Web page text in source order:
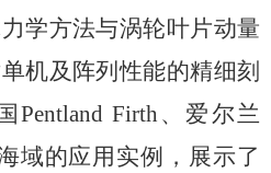
学方法与涡轮叶片动量
机及阵列性能的精细刻
Pentland Firth 、爱尔兰
域的应用实例，展示了